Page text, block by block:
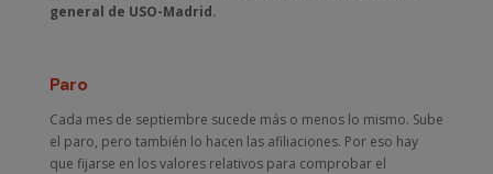
general de USO-Madrid.
Paro
Cada mes de septiembre sucede más o menos lo mismo. Sube
el paro, pero también lo hacen las afiliaciones. Por eso hay
que fijarse en los valores relativos para comprobar el